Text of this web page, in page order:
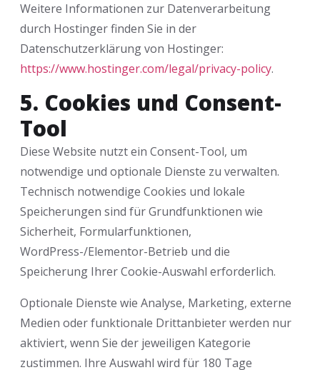
Weitere Informationen zur Datenverarbeitung
durch Hostinger finden Sie in der
Datenschutzerklärung von Hostinger:
https://www.hostinger.com/legal/privacy-policy.
5. Cookies und Consent-
Tool
Diese Website nutzt ein Consent-Tool, um
notwendige und optionale Dienste zu verwalten.
Technisch notwendige Cookies und lokale
Speicherungen sind für Grundfunktionen wie
Sicherheit, Formularfunktionen,
WordPress-/Elementor-Betrieb und die
Speicherung Ihrer Cookie-Auswahl erforderlich.
Optionale Dienste wie Analyse, Marketing, externe
Medien oder funktionale Drittanbieter werden nur
aktiviert, wenn Sie der jeweiligen Kategorie
zustimmen. Ihre Auswahl wird für 180 Tage